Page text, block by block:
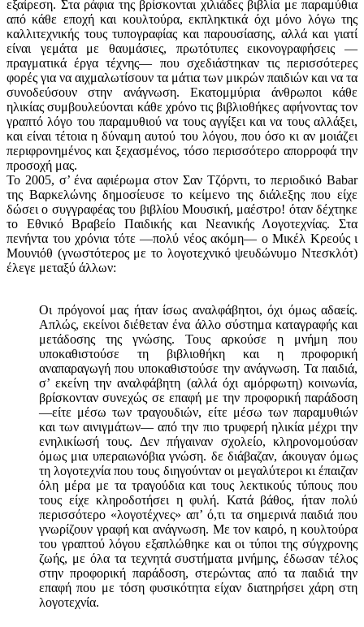
εξαίρεση. Στα ράφια της βρίσκονται χιλιάδες βιβλία με παραμύθια
από κάθε εποχή και κουλτούρα, εκπληκτικά όχι μόνο λόγω της
καλλιτεχνικής τους τυπογραφίας και παρουσίασης, αλλά και γιατί
είναι γεμάτα με θαυμάσιες, πρωτότυπες εικονογραφήσεις —
πραγματικά έργα τέχνης— που σχεδιάστηκαν τις περισσότερες
φορές για να αιχμαλωτίσουν τα μάτια των μικρών παιδιών και να τα
συνοδεύσουν στην ανάγνωση. Εκατομμύρια άνθρωποι κάθε
ηλικίας συμβουλεύονται κάθε χρόνο τις βιβλιοθήκες αφήνοντας τον
γραπτό λόγο του παραμυθιού να τους αγγίξει και να τους αλλάξει,
και είναι τέτοια η δύναμη αυτού του λόγου, που όσο κι αν μοιάζει
περιφρονημένος και ξεχασμένος, τόσο περισσότερο απορροφά την
προσοχή μας.
Το 2005, σ’ ένα αφιέρωμα στον Σαν Τζόρντι, το περιοδικό Babar
της Βαρκελώνης δημοσίευσε το κείμενο της διάλεξης που είχε
δώσει ο συγγραφέας του βιβλίου Μουσική, μαέστρο! όταν δέχτηκε
το Εθνικό Βραβείο Παιδικής και Νεανικής Λογοτεχνίας. Στα
πενήντα του χρόνια τότε —πολύ νέος ακόμη— ο Μικέλ Κρεούς ι
Μουνιόθ (γνωστότερος με το λογοτεχνικό ψευδώνυμο Ντεσκλότ)
έλεγε μεταξύ άλλων:
Οι πρόγονοί μας ήταν ίσως αναλφάβητοι, όχι όμως αδαείς.
Απλώς, εκείνοι διέθεταν ένα άλλο σύστημα καταγραφής και
μετάδοσης της γνώσης. Τους αρκούσε η μνήμη που
υποκαθιστούσε τη βιβλιοθήκη και η προφορική
αναπαραγωγή που υποκαθιστούσε την ανάγνωση. Τα παιδιά,
σ’ εκείνη την αναλφάβητη (αλλά όχι αμόρφωτη) κοινωνία,
βρίσκονταν συνεχώς σε επαφή με την προφορική παράδοση
—είτε μέσω των τραγουδιών, είτε μέσω των παραμυθιών
και των αινιγμάτων— από την πιο τρυφερή ηλικία μέχρι την
ενηλικίωσή τους. Δεν πήγαιναν σχολείο, κληρονομούσαν
όμως μια υπεραιωνόβια γνώση. δε διάβαζαν, άκουγαν όμως
τη λογοτεχνία που τους διηγούνταν οι μεγαλύτεροι κι έπαιζαν
όλη μέρα με τα τραγούδια και τους λεκτικούς τύπους που
τους είχε κληροδοτήσει η φυλή. Κατά βάθος, ήταν πολύ
περισσότερο «λογοτέχνες» απ’ ό,τι τα σημερινά παιδιά που
γνωρίζουν γραφή και ανάγνωση. Με τον καιρό, η κουλτούρα
του γραπτού λόγου εξαπλώθηκε και οι τύποι της σύγχρονης
ζωής, με όλα τα τεχνητά συστήματα μνήμης, έδωσαν τέλος
στην προφορική παράδοση, στερώντας από τα παιδιά την
επαφή που με τόση φυσικότητα είχαν διατηρήσει χάρη στη
λογοτεχνία.